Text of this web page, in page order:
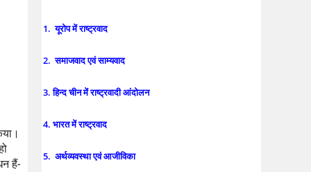
हैं-
1. यूरोप में राष्ट्रवाद
2. समाजवाद एवं साम्यवाद
3. हिन्द चीन में राष्ट्रवादी आंदोलन
4. भारत में राष्ट्रवाद
5. अर्थव्यवस्था एवं आजीविका